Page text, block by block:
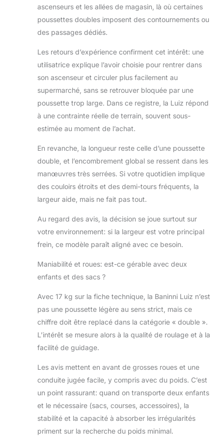
étanche
ascenseurs et les allées de magasin, là où certaines
poussettes doubles imposent des contournements ou
des passages dédiés.
Les retours d’expérience confirment cet intérêt: une
utilisatrice explique l’avoir choisie pour rentrer dans
son ascenseur et circuler plus facilement au
supermarché, sans se retrouver bloquée par une
poussette trop large. Dans ce registre, la Luiz répond
à une contrainte réelle de terrain, souvent sous-
estimée au moment de l’achat.
En revanche, la longueur reste celle d’une poussette
double, et l’encombrement global se ressent dans les
manœuvres très serrées. Si votre quotidien implique
des couloirs étroits et des demi-tours fréquents, la
largeur aide, mais ne fait pas tout.
Au regard des avis, la décision se joue surtout sur
votre environnement: si la largeur est votre principal
frein, ce modèle paraît aligné avec ce besoin.
Maniabilité et roues: est-ce gérable avec deux
enfants et des sacs ?
Avec 17 kg sur la fiche technique, la Baninni Luiz n’est
pas une poussette légère au sens strict, mais ce
chiffre doit être replacé dans la catégorie « double ».
L’intérêt se mesure alors à la qualité de roulage et à la
facilité de guidage.
Les avis mettent en avant de grosses roues et une
conduite jugée facile, y compris avec du poids. C’est
un point rassurant: quand on transporte deux enfants
et le nécessaire (sacs, courses, accessoires), la
stabilité et la capacité à absorber les irrégularités
priment sur la recherche du poids minimal.